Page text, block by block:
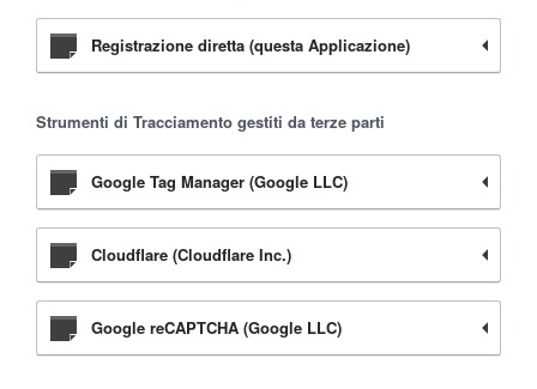
Registrazione diretta (questa Applicazione)
Strumenti di Tracciamento gestiti da terze parti
Google Tag Manager (Google LLC)
Cloudflare (Cloudflare Inc.)
Google reCAPTCHA (Google LLC)